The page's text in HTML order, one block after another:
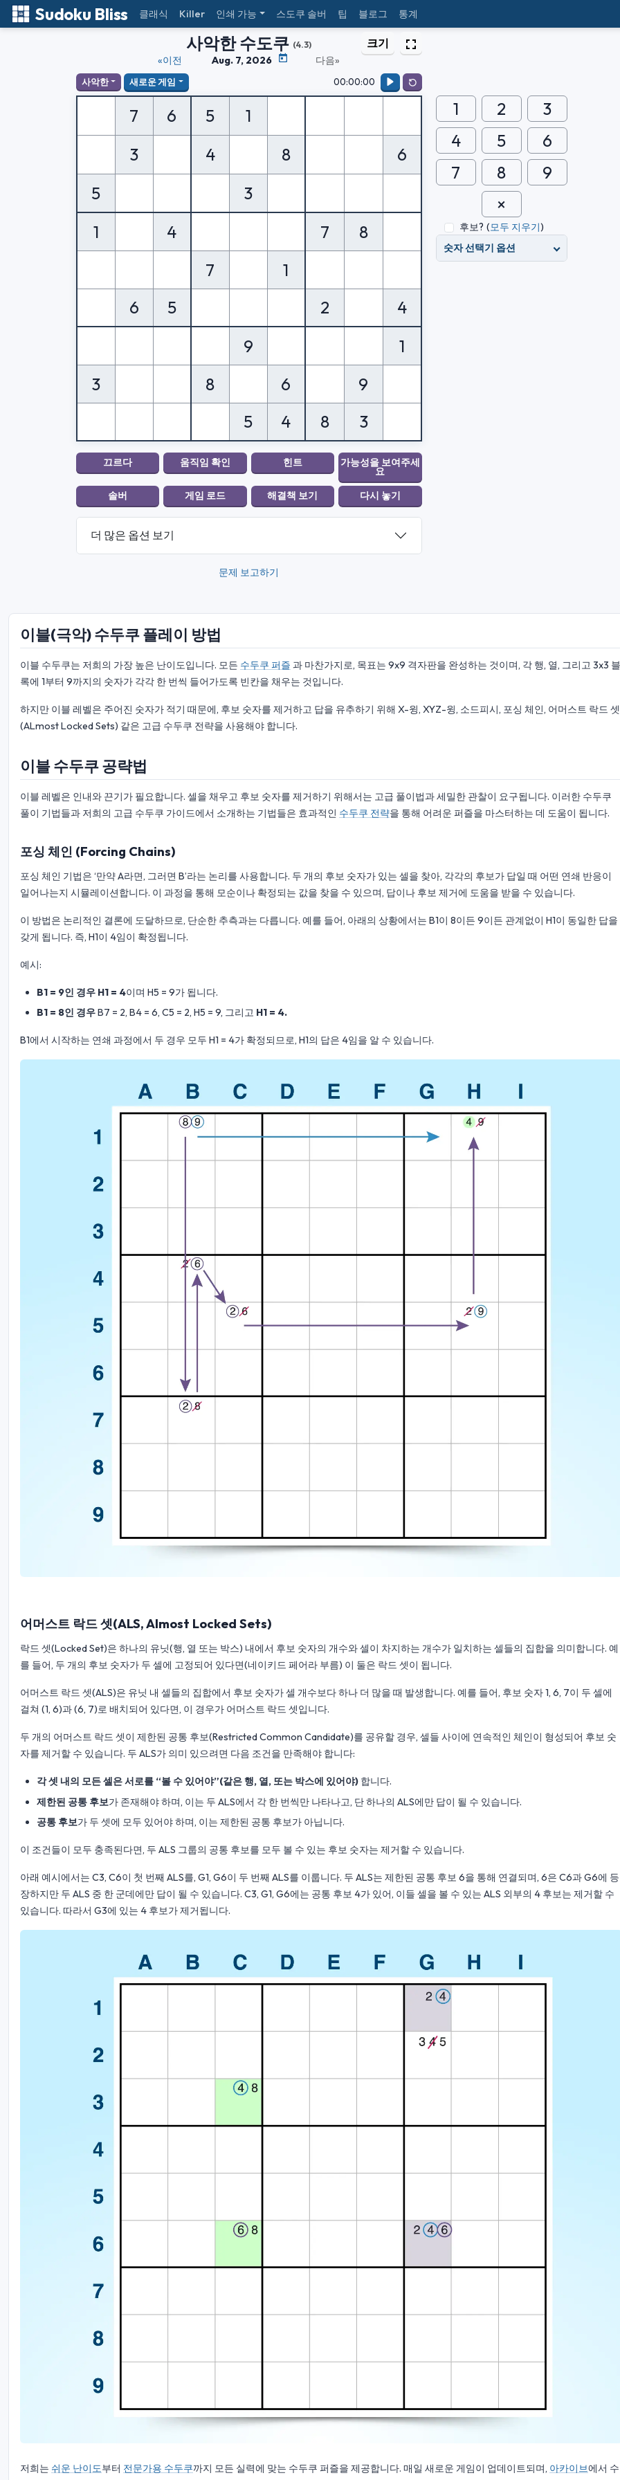
Sudoku Bliss 클래식 Killer 인쇄 가능 스도쿠 솔버 팁 블로그 통계
사악한 수도쿠 (4.3) 크기
«이전 Aug. 7, 2026 다음»
사악한 새로운 게임 00:00:00
7 6 5
1
3
4 8
6
5
3
1
4 7
8
7
1
6
5 2
4
9
1
3
8 6
9
5
4 8 3
1 2
3
4
5
6
7
8 9
후보? (모두 지우기)
숫자 선택기 옵션
더 많은 옵션 보기
문제 보고하기
이블(극악) 수두쿠 플레이 방법
이블 수두쿠는 저희의 가장 높은 난이도입니다. 모든 수두쿠 퍼즐 과 마찬가지로, 목표는 9x9 격자판을 완성하는 것이며, 각 행, 열, 그리고 3x3 블
록에 1부터 9까지의 숫자가 각각 한 번씩 들어가도록 빈칸을 채우는 것입니다.
하지만 이블 레벨은 주어진 숫자가 적기 때문에, 후보 숫자를 제거하고 답을 유추하기 위해 X-윙, XYZ-윙, 소드피시, 포싱 체인, 어머스트 락드 셋
(ALmost Locked Sets) 같은 고급 수두쿠 전략을 사용해야 합니다.
이블 수두쿠 공략법
이블 레벨은 인내와 끈기가 필요합니다. 셀을 채우고 후보 숫자를 제거하기 위해서는 고급 풀이법과 세밀한 관찰이 요구됩니다. 이러한 수두쿠
풀이 기법들과 저희의 고급 수두쿠 가이드에서 소개하는 기법들은 효과적인 수두쿠 전략을 통해 어려운 퍼즐을 마스터하는 데 도움이 됩니다.
포싱 체인 (Forcing Chains)
포싱 체인 기법은 ‘만약 A라면, 그러면 B’라는 논리를 사용합니다. 두 개의 후보 숫자가 있는 셀을 찾아, 각각의 후보가 답일 때 어떤 연쇄 반응이
일어나는지 시뮬레이션합니다. 이 과정을 통해 모순이나 확정되는 값을 찾을 수 있으며, 답이나 후보 제거에 도움을 받을 수 있습니다.
이 방법은 논리적인 결론에 도달하므로, 단순한 추측과는 다릅니다. 예를 들어, 아래의 상황에서는 B1이 8이든 9이든 관계없이 H1이 동일한 답을
갖게 됩니다. 즉, H1이 4임이 확정됩니다.
예시:
B1 = 9인 경우 H1 = 4이며 H5 = 9가 됩니다.
B1 = 8인 경우B7 = 2, B4 = 6, C5 = 2, H5 = 9, 그리고 H1 = 4.
B1에서 시작하는 연쇄 과정에서 두 경우 모두 H1 = 4가 확정되므로, H1의 답은 4임을 알 수 있습니다.
어머스트 락드 셋(ALS, Almost Locked Sets)
락드 셋(Locked Set)은 하나의 유닛(행, 열 또는 박스) 내에서 후보 숫자의 개수와 셀이 차지하는 개수가 일치하는 셀들의 집합을 의미합니다. 예
를 들어, 두 개의 후보 숫자가 두 셀에 고정되어 있다면(네이키드 페어라 부름) 이 둘은 락드 셋이 됩니다.
어머스트 락드 셋(ALS)은 유닛 내 셀들의 집합에서 후보 숫자가 셀 개수보다 하나 더 많을 때 발생합니다. 예를 들어, 후보 숫자 1, 6, 7이 두 셀에
걸쳐 (1, 6)과 (6, 7)로 배치되어 있다면, 이 경우가 어머스트 락드 셋입니다.
두 개의 어머스트 락드 셋이 제한된 공통 후보(Restricted Common Candidate)를 공유할 경우, 셀들 사이에 연속적인 체인이 형성되어 후보 숫
자를 제거할 수 있습니다. 두 ALS가 의미 있으려면 다음 조건을 만족해야 합니다:
각 셋 내의 모든 셀은 서로를 “볼 수 있어야”(같은 행, 열, 또는 박스에 있어야) 합니다.
제한된 공통 후보가 존재해야 하며, 이는 두 ALS에서 각 한 번씩만 나타나고, 단 하나의 ALS에만 답이 될 수 있습니다.
공통 후보가 두 셋에 모두 있어야 하며, 이는 제한된 공통 후보가 아닙니다.
이 조건들이 모두 충족된다면, 두 ALS 그룹의 공통 후보를 모두 볼 수 있는 후보 숫자는 제거할 수 있습니다.
아래 예시에서는 C3, C6이 첫 번째 ALS를, G1, G6이 두 번째 ALS를 이룹니다. 두 ALS는 제한된 공통 후보 6을 통해 연결되며, 6은 C6과 G6에 등
장하지만 두 ALS 중 한 군데에만 답이 될 수 있습니다. C3, G1, G6에는 공통 후보 4가 있어, 이들 셀을 볼 수 있는 ALS 외부의 4 후보는 제거할 수
있습니다. 따라서 G3에 있는 4 후보가 제거됩니다.
저희는 쉬운 난이도부터 전문가용 수두쿠까지 모든 실력에 맞는 수두쿠 퍼즐을 제공합니다. 매일 새로운 게임이 업데이트되며, 아카이브에서 수